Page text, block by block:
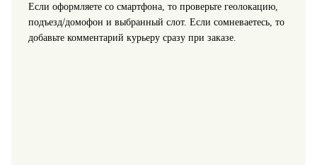
Если оформляете со смартфона, то проверьте геолокацию,
подъезд/домофон и выбранный слот. Если сомневаетесь, то
добавьте комментарий курьеру сразу при заказе.